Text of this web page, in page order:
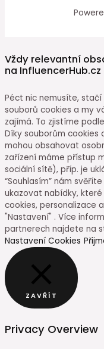
Vždy relevantní
na InfluencerHub.cz
Péct nic nemusíte, stačí
souborů cookies a my
zajímá. To zjistíme
Díky souborům
mohou obsahovat
zařízení máme přístup
sociální sítě), příp. je
“Souhlasím” nám
ukazovat nabídky,
cookies, personalizace
"Nastavení" . Více
partnerech najdete na
Nastavení Cookies
ZAVŘÍT
Privacy Overview